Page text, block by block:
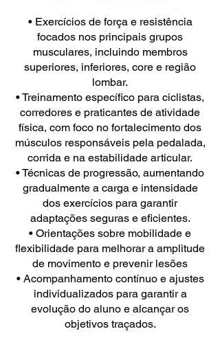
• Exercícios de força e resistência
focados nos principais grupos
musculares, incluindo membros
superiores, inferiores, core e região
lombar.
• Treinamento específico para ciclistas,
corredores e praticantes de atividade
física, com foco no fortalecimento dos
músculos responsáveis pela pedalada,
corrida e na estabilidade articular.
• Técnicas de progressão, aumentando
gradualmente a carga e intensidade
dos exercícios para garantir
adaptações seguras e eficientes.
• Orientações sobre mobilidade e
flexibilidade para melhorar a amplitude
de movimento e prevenir lesões
• Acompanhamento contínuo e ajustes
individualizados para garantir a
evolução do aluno e alcançar os
objetivos traçados.